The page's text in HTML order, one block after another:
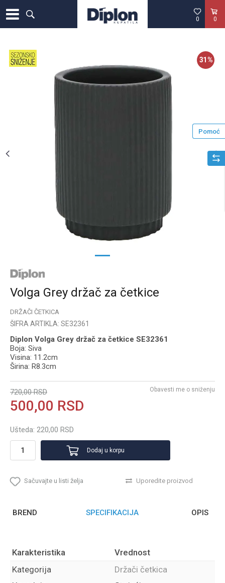
0
0
1
31 %
Volga Grey držač za četkice
DRŽAČI ČETKICA
ŠIFRA ARTIKLA: SE32361
Diplon Volga Grey držač za četkice SE32361
Boja: Siva
Visina: 11.2cm
Širina: R8.3cm
720,00 RSD
500,00 RSD
Ušteda: 220,00 RSD
Obavesti me o sniženju
Dodaj u korpu
Sačuvajte u listi želja Uporedite proizvod
Pomoć
BREND SPECIFIKACIJA OPIS
Karakteristika
Vrednost
Kategorija
Držači četkica